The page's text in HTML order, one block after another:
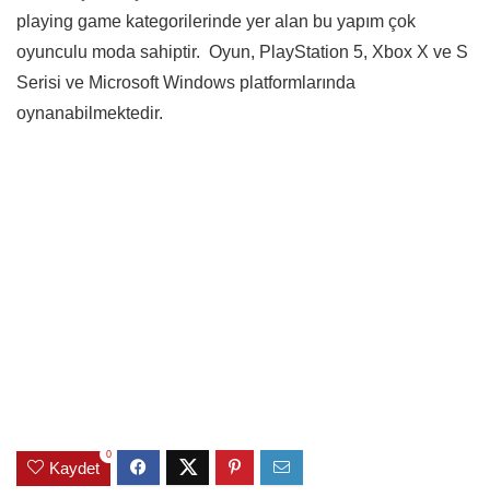
playing game kategorilerinde yer alan bu yapım çok
oyunculu moda sahiptir. Oyun, PlayStation 5, Xbox X ve S
Serisi ve Microsoft Windows platformlarında
oynanabilmektedir.
Kaydet
0